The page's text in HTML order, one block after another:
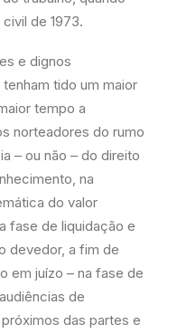
de 1973.
e dignos
tido um maior
tempo a
norteadores do rumo
– ou não – do direito
na
do valor
fase de liquidação e
devedor, a fim de
em juízo – na fase de
de
das partes e